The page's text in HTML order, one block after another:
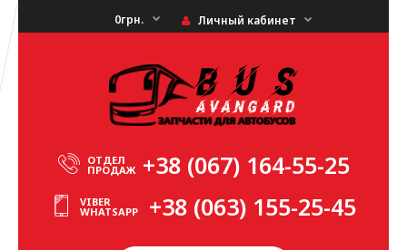
0грн. Личный кабинет
ОТДЕЛ
ПРОДАЖ +38 (067) 164-55-25
VIBER
WHATSAPP +38 (063) 155-25-45